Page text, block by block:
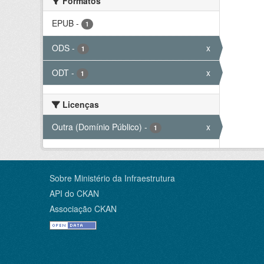
EPUB - 1
ODS - 1 x
ODT - 1 x
Licenças
Outra (Domínio Público) - 1 x
Sobre Ministério da Infraestrutura
API do CKAN
Associação CKAN